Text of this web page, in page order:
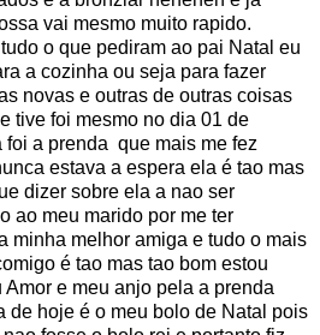
vai mesmo muito rapido.
o que pediram ao pai Natal eu
a cozinha ou seja para fazer
novas e outras de outras coisas
tive foi mesmo no dia 01 de
a prenda que mais me fez
estava a espera ela é tao mas
dizer sobre ela a nao ser
ao meu marido por me ter
minha melhor amiga e tudo o mais
é tao mas tao bom estou
e meu anjo pela a prenda
de hoje é o meu bolo de Natal pois